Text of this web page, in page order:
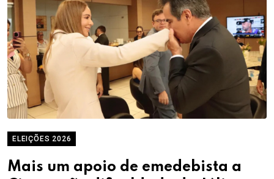
ELEIÇÕES 2026
Mais um apoio de emedebista a